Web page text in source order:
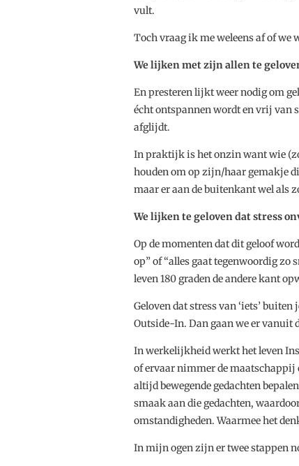
vult.
Toch vraag ik me weleens af of we
We lijken met zijn allen te
En presteren lijkt weer nodig om
écht ontspannen wordt en vrij van
afglijdt.
In praktijk is het onzin want wie
houden om op zijn/haar gemakje
maar er aan de buitenkant wel als
We lijken te geloven dat stress
Op de momenten dat dit geloof
op” of “alles gaat tegenwoordig zo
leven 180 graden de andere kant
Geloven dat stress van ‘iets’
Outside-In. Dan gaan we er vanuit
In werkelijkheid werkt het leven
of ervaar nimmer de maatschappij
altijd bewegende gedachten
smaak aan die gedachten,
omstandigheden. Waarmee het
In mijn ogen zijn er twee stappen